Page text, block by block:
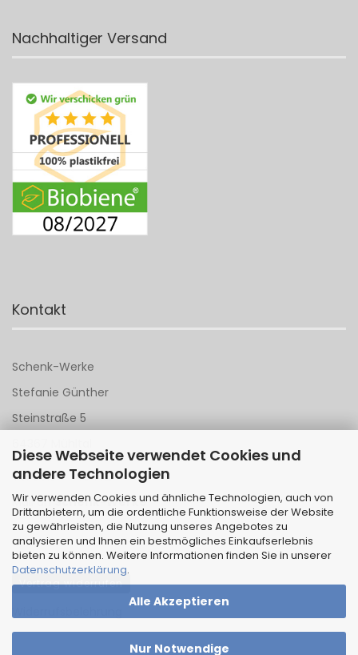
Diese Webseite verwendet Cookies und
andere Technologien
Wir verwenden Cookies und ähnliche Technologien, auch von
Drittanbietern, um die ordentliche Funktionsweise der Website
zu gewährleisten, die Nutzung unseres Angebotes zu
analysieren und Ihnen ein bestmögliches Einkaufserlebnis
bieten zu können. Weitere Informationen finden Sie in unserer
Datenschutzerklärung.
Alle Akzeptieren
Nur Notwendige
Nachhaltiger Versand
Kontakt
Schenk-Werke
Stefanie Günther
Steinstraße 5
Tel 06151 - 148 142
Mail anSchenk-Werke
Vertrag widerrufen